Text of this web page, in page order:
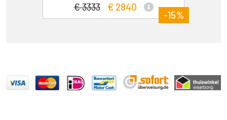
€ 3333
€ 2840
-15%